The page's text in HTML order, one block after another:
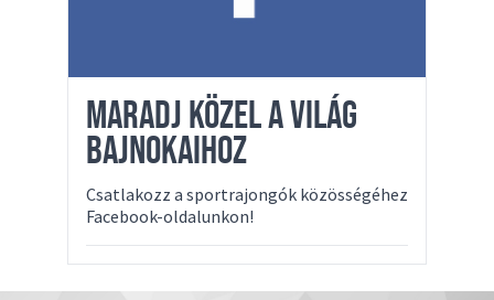
MARADJ KÖZEL A VILÁG
BAJNOKAIHOZ
Csatlakozz a sportrajongók közösségéhez
Facebook-oldalunkon!